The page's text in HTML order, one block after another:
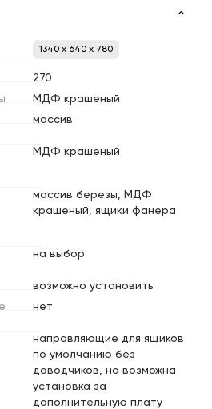
1340 x 640 x 780
270
МДФ крашеный
массив
МДФ крашеный
массив березы, МДФ
крашеный, ящики фанера
на выбор
возможно установить
нет
направляющие для ящиков
по умолчанию без
доводчиков, но возможна
установка за
дополнительную плату